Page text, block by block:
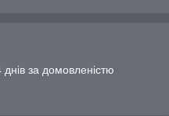
за домовленістю